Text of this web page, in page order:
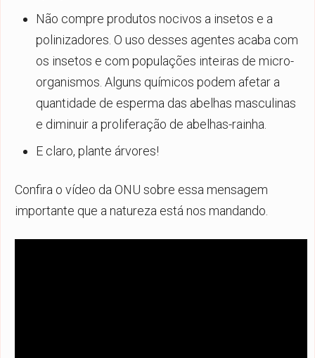
Não compre produtos nocivos a insetos e a
polinizadores. O uso desses agentes acaba com
os insetos e com populações inteiras de micro-
organismos. Alguns químicos podem afetar a
quantidade de esperma das abelhas masculinas
e diminuir a proliferação de abelhas-rainha.
E claro, plante árvores!
Confira o vídeo da ONU sobre essa mensagem
importante que a natureza está nos mandando.